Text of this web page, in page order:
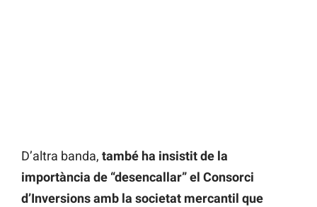
D’altra banda, també ha insistit de la
importància de “desencallar” el Consorci
d’Inversions amb la societat mercantil que